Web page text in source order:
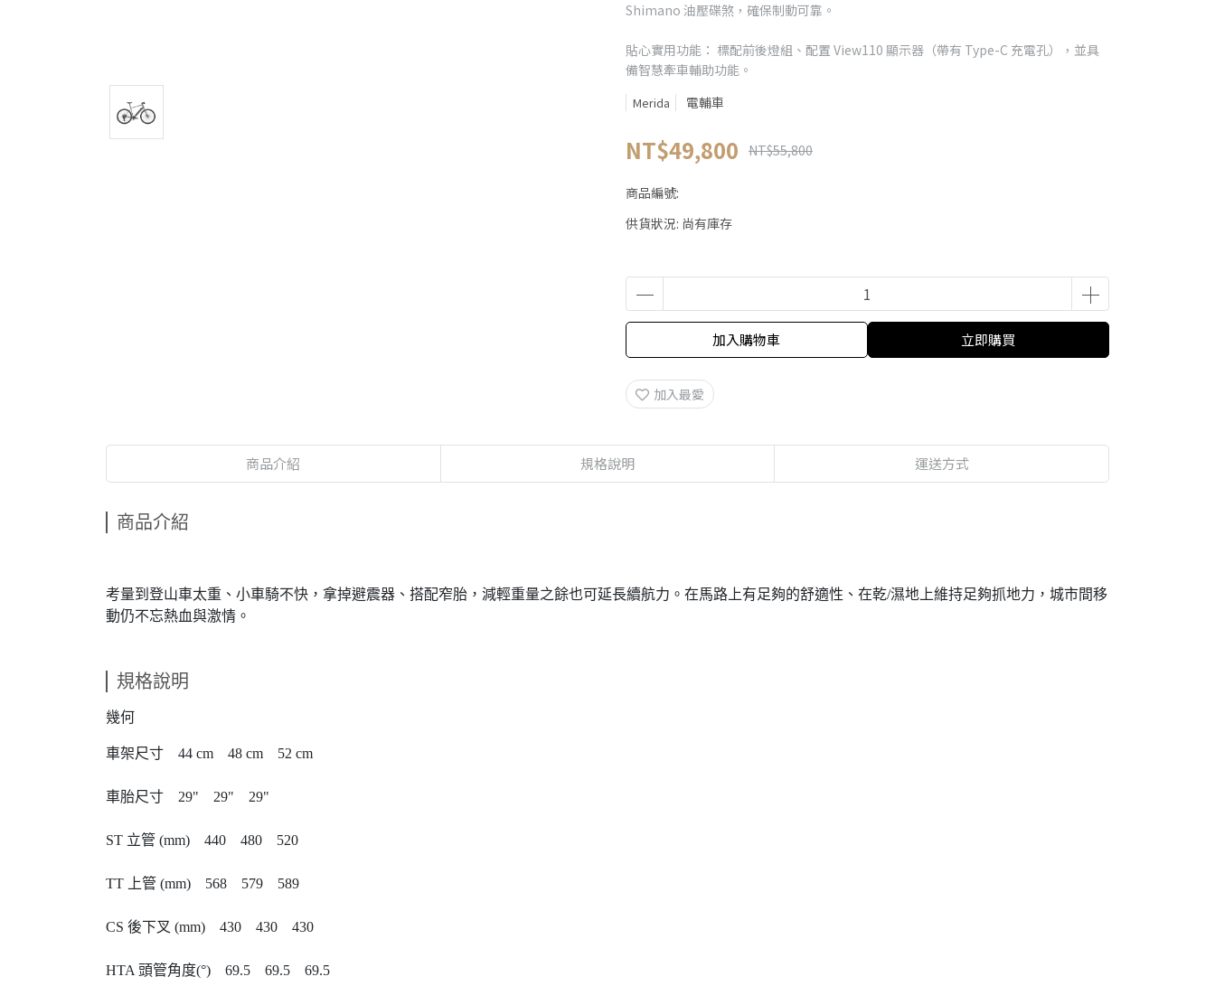
Shimano 油壓碟煞，確保制動可靠。
貼心實用功能： 標配前後燈組、配置 View110 顯示器（帶有 Type-C 充電孔），並具
備智慧牽車輔助功能。
Merida 電輔車
NT$49,800 NT$55,800
商品編號:
供貨狀況: 尚有庫存
加入購物車 立即購買
加入最愛
商品介紹 規格說明 運送方式
商品介紹
考量到登山車太重、小車騎不快，拿掉避震器、搭配窄胎，減輕重量之餘也可延長續航力。在馬路上有足夠的舒適性、在乾/濕地上維持足夠抓地力，城市間移
動仍不忘熱血與激情。
規格說明
幾何
車架尺寸 44 cm 48 cm 52 cm
車胎尺寸 29" 29" 29"
ST 立管 (mm) 440 480 520
TT 上管 (mm) 568 579 589
CS 後下叉 (mm) 430 430 430
HTA 頭管角度(°) 69.5 69.5 69.5